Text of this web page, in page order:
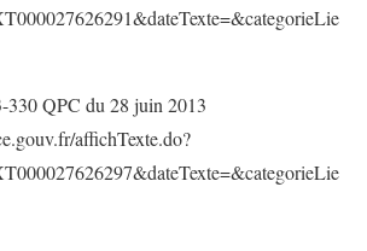
330 QPC du 28 juin 2013
affichTexte.do?